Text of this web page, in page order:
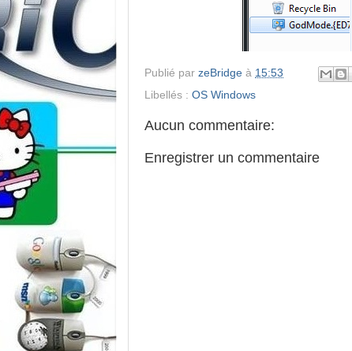
Publié par zeBridge à 15:53
Libellés : OS Windows
Aucun commentaire:
Enregistrer un commentaire